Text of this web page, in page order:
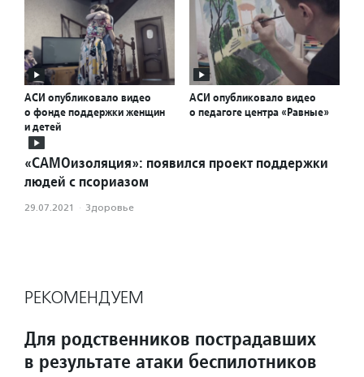
АСИ опубликовало видео
о фонде поддержки женщин
и детей
АСИ опубликовало видео
о педагоге центра «Равные»
«САМОизоляция»: появился проект поддержки
людей с псориазом
29.07.2021 · Здоровье
РЕКОМЕНДУЕМ
Для родственников пострадавших
в результате атаки беспилотников